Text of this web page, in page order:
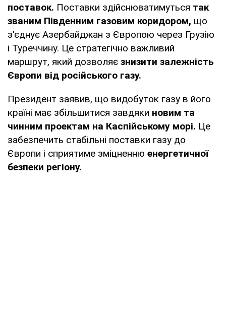
поставок. Поставки здійснюватимуться так
званим Південним газовим коридором, що
з'єднує Азербайджан з Європою через Грузію
і Туреччину. Це стратегічно важливий
маршрут, який дозволяє знизити залежність
Європи від російського газу.
Президент заявив, що видобуток газу в його
країні має збільшитися завдяки новим та
чинним проектам на Каспійському морі. Це
забезпечить стабільні поставки газу до
Європи і сприятиме зміцненню енергетичної
безпеки регіону.